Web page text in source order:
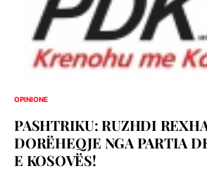
OPINIONE
PASHTRIKU: RUZHDI
DORËHEQJE NGA PARTIA
E KOSOVËS!